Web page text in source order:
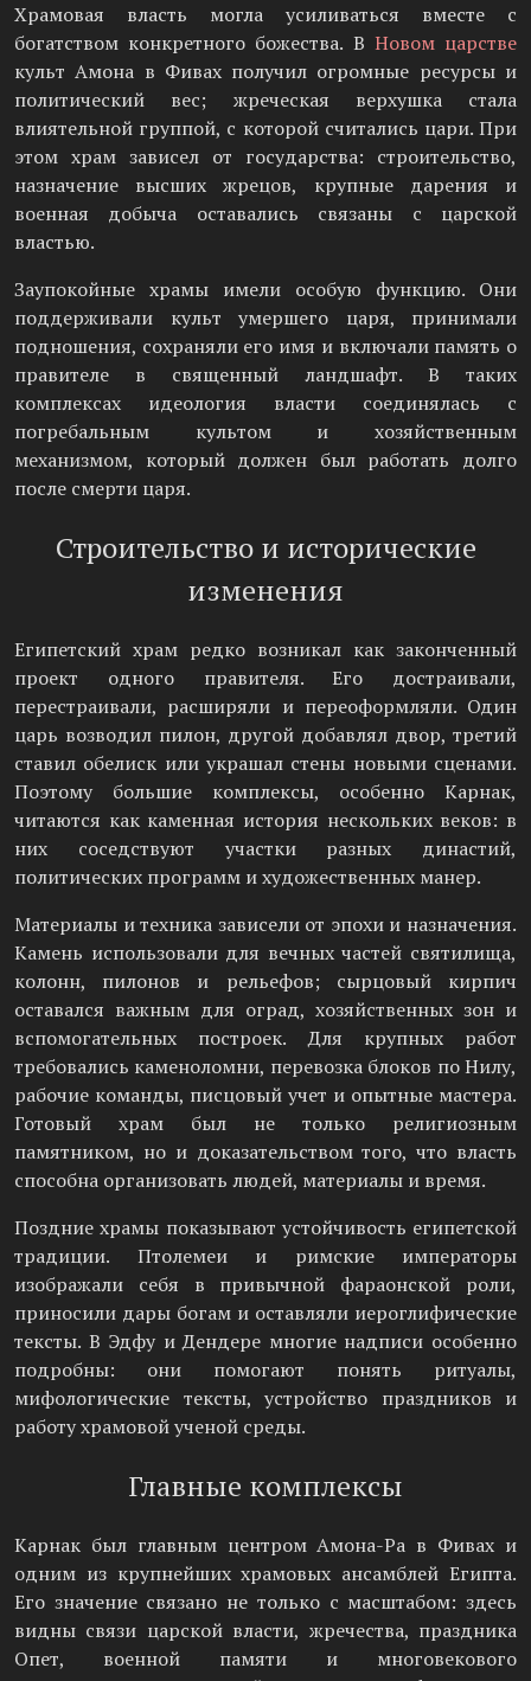
Храмовая власть могла усиливаться вместе с
богатством конкретного божества. В Новом царстве
культ Амона в Фивах получил огромные ресурсы и
политический вес; жреческая верхушка стала
влиятельной группой, с которой считались цари. При
этом храм зависел от государства: строительство,
назначение высших жрецов, крупные дарения и
военная добыча оставались связаны с царской
властью.
Заупокойные храмы имели особую функцию. Они
поддерживали культ умершего царя, принимали
подношения, сохраняли его имя и включали память о
правителе в священный ландшафт. В таких
комплексах идеология власти соединялась с
погребальным культом и хозяйственным
механизмом, который должен был работать долго
после смерти царя.
Строительство и исторические
изменения
Египетский храм редко возникал как законченный
проект одного правителя. Его достраивали,
перестраивали, расширяли и переоформляли. Один
царь возводил пилон, другой добавлял двор, третий
ставил обелиск или украшал стены новыми сценами.
Поэтому большие комплексы, особенно Карнак,
читаются как каменная история нескольких веков: в
них соседствуют участки разных династий,
политических программ и художественных манер.
Материалы и техника зависели от эпохи и назначения.
Камень использовали для вечных частей святилища,
колонн, пилонов и рельефов; сырцовый кирпич
оставался важным для оград, хозяйственных зон и
вспомогательных построек. Для крупных работ
требовались каменоломни, перевозка блоков по Нилу,
рабочие команды, писцовый учет и опытные мастера.
Готовый храм был не только религиозным
памятником, но и доказательством того, что власть
способна организовать людей, материалы и время.
Поздние храмы показывают устойчивость египетской
традиции. Птолемеи и римские императоры
изображали себя в привычной фараонской роли,
приносили дары богам и оставляли иероглифические
тексты. В Эдфу и Дендере многие надписи особенно
подробны: они помогают понять ритуалы,
мифологические тексты, устройство праздников и
работу храмовой ученой среды.
Главные комплексы
Карнак был главным центром Амона-Ра в Фивах и
одним из крупнейших храмовых ансамблей Египта.
Его значение связано не только с масштабом: здесь
видны связи царской власти, жречества, праздника
Опет, военной памяти и многовекового